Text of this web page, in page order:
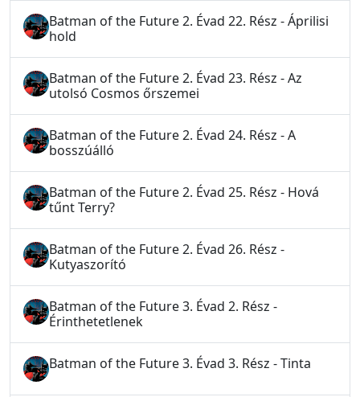
Batman of the Future 2. Évad 22. Rész - Áprilisi
hold
Batman of the Future 2. Évad 23. Rész - Az
utolsó Cosmos őrszemei
Batman of the Future 2. Évad 24. Rész - A
bosszúálló
Batman of the Future 2. Évad 25. Rész - Hová
tűnt Terry?
Batman of the Future 2. Évad 26. Rész -
Kutyaszorító
Batman of the Future 3. Évad 2. Rész -
Érinthetetlenek
Batman of the Future 3. Évad 3. Rész - Tinta